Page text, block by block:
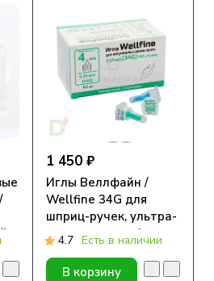
1 450 ₽
Иглы Веллфайн /
Wellfine 34G для
шприц-ручек, ультра-
тонкие, длина 4 мм,
100 шт.
4.7 Есть в наличии
В корзину